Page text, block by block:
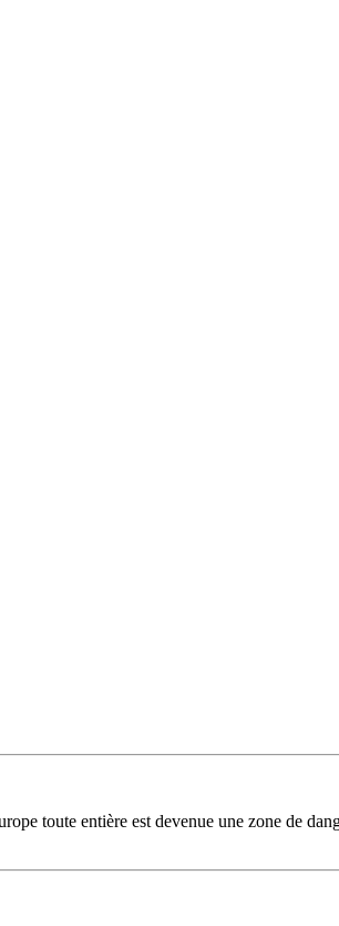
toute entière est devenue une zone de